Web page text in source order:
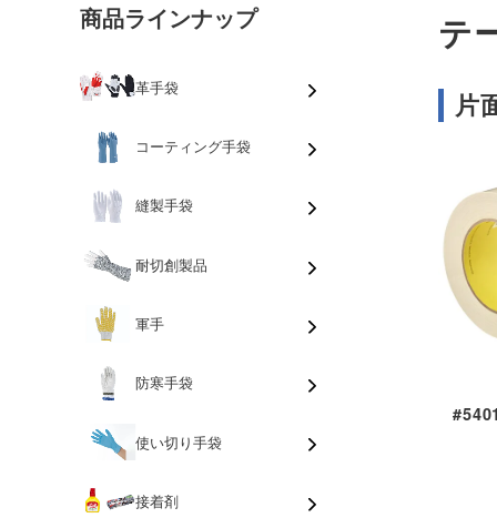
商品ラインナップ
革手袋
コーティング手袋
縫製手袋
耐切創製品
軍手
防寒手袋
使い切り手袋
接着剤
テ
片